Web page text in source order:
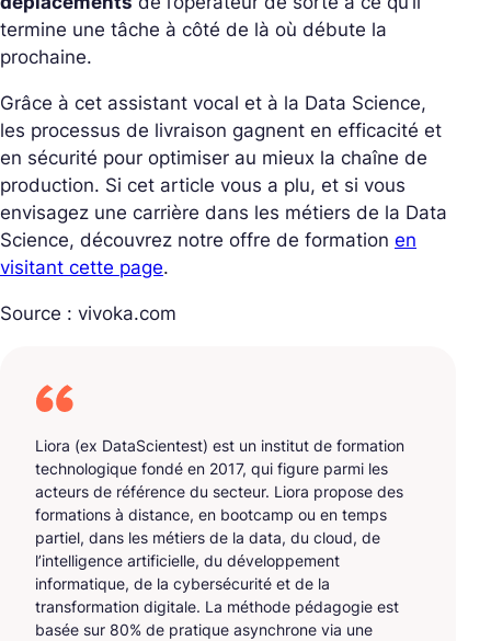
termine une tâche à côté de là où débute la
prochaine.
Grâce à cet assistant vocal et à la Data Science,
les processus de livraison gagnent en efficacité et
en sécurité pour optimiser au mieux la chaîne de
production. Si cet article vous a plu, et si vous
envisagez une carrière dans les métiers de la Data
Science, découvrez notre offre de formation en
visitant cette page.
Source : vivoka.com
Liora (ex DataScientest) est un institut de formation
technologique fondé en 2017, qui figure parmi les
acteurs de référence du secteur. Liora propose des
formations à distance, en bootcamp ou en temps
partiel, dans les métiers de la data, du cloud, de
l’intelligence artificielle, du développement
informatique, de la cybersécurité et de la
transformation digitale. La méthode pédagogie est
basée sur 80% de pratique asynchrone via une